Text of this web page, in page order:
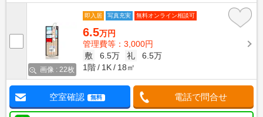
画像 : 22枚
即入居 写真充実 無料オンライン相談可
6.5万円
管理費等：3,000円
敷
6.5万 礼
6.5万
1階
1K 18㎡
空室確認 無料 電話で問合せ